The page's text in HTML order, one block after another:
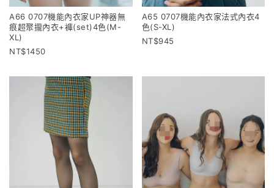
A66 0707機能內衣家UP神器無
痕超聚攏內衣+褲(set)4色(M-
XL)
1450
A65 0707機能內衣家法式內衣4
色(S-XL)
945